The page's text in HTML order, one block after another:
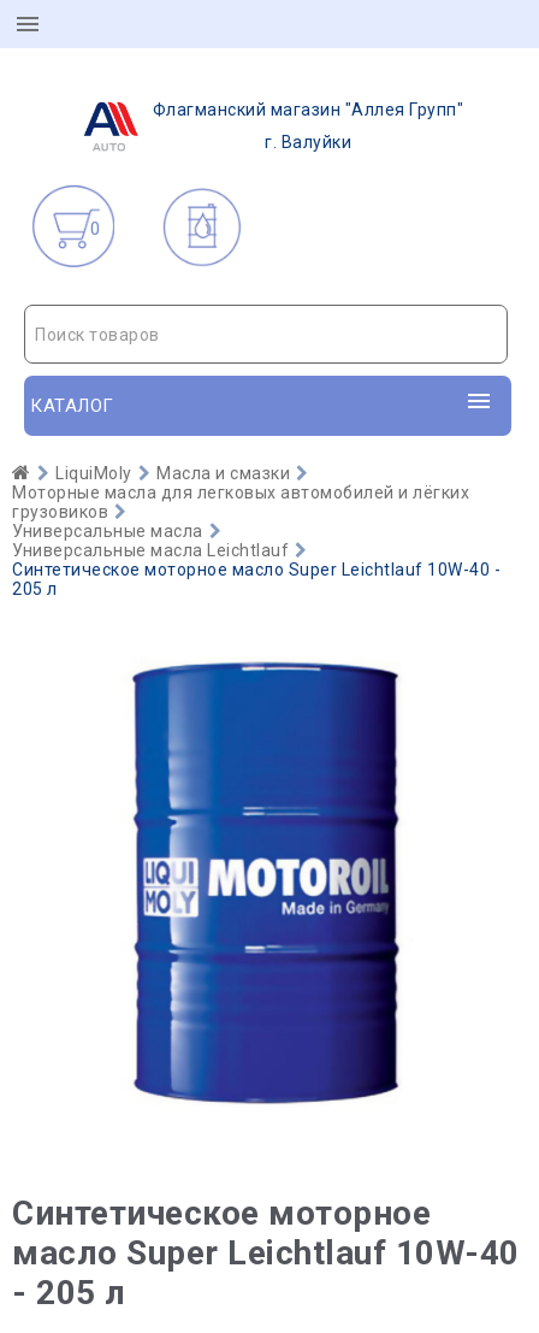
Флагманский магазин "Аллея Групп"
г. Валуйки
0
Поиск товаров
КАТАЛОГ
LiquiMoly
Масла и смазки
Моторные масла для легковых автомобилей и лёгких
грузовиков
Универсальные масла
Универсальные масла Leichtlauf
Синтетическое моторное масло Super Leichtlauf 10W-40 -
205 л
Синтетическое моторное
масло Super Leichtlauf 10W-40
- 205 л